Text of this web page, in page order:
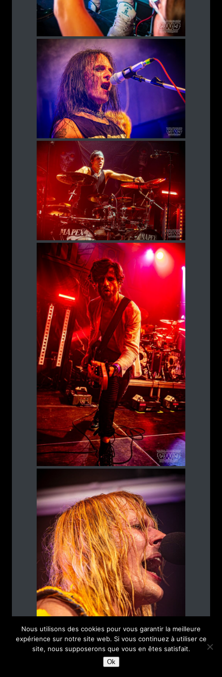
Nous utilisons des cookies pour vous garantir la meilleure
expérience sur notre site web. Si vous continuez à utiliser ce
site, nous supposerons que vous en êtes satisfait.
Ok